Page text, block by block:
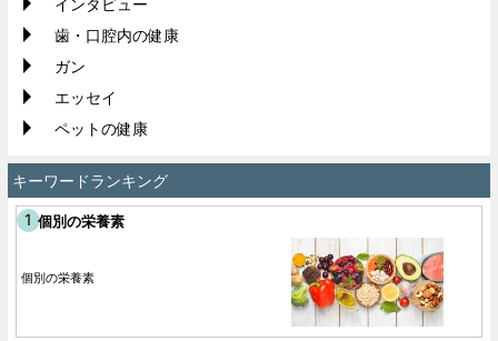
歯・口腔内の健康
ガン
エッセイ
ペットの健康
キーワードランキング
個別の栄養素
個別の栄養素